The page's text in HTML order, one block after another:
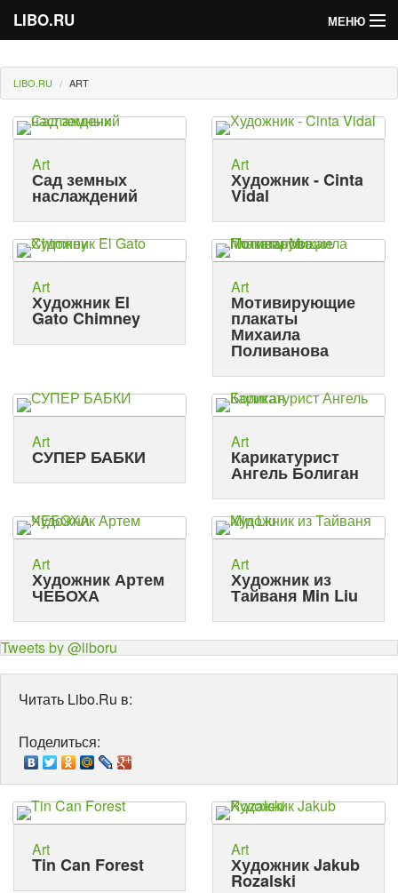
LIBO.RU МЕНЮ
Голосования
Букофки
LIBO.RU ART
Art
Сад земных
наслаждений
Art
Художник - Cinta
Vidal
Art
Художник El
Gato Chimney
Art
Мотивирующие
плакаты
Михаила
Поливанова
Art
СУПЕР БАБКИ
Art
Карикатурист
Ангель Болиган
Art
Художник Артем
ЧЕБОХА
Art
Художник из
Тайваня Min Liu
Tweets by @liboru
Читать Libo.Ru в:
Поделиться:
Art
Tin Can Forest
Art
Художник Jakub
Rozalski